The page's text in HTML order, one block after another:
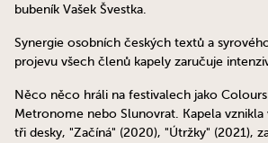
bubeník Vašek Švestka.
Synergie osobních českých textů a
projevu všech členů kapely zaručuje
Něco něco hráli na festivalech jako
Metronome nebo Slunovrat. Kapela vznikla
tři desky, "Začíná" (2020), "Útržky" (2021),